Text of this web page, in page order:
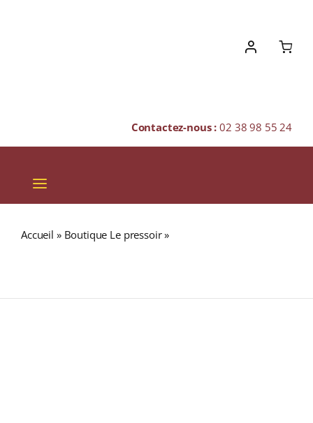
Contactez-nous :02 38 98 55 24
Toggle
Navigation
Accueil » Boutique Le pressoir»